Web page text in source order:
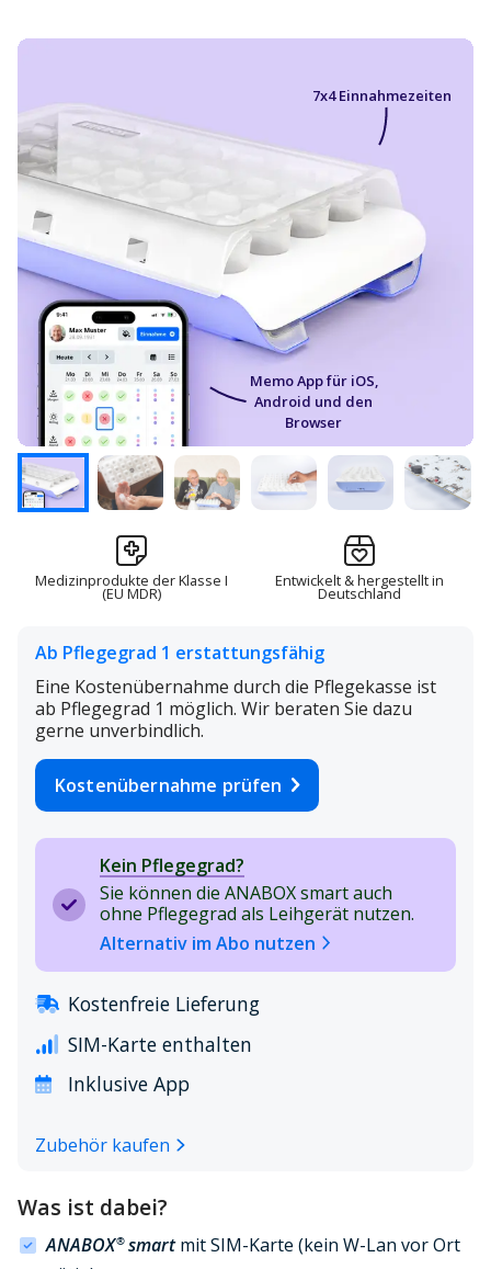
7x4 Einnahmezeiten
Memo App für iOS,
Android und den
Browser
Medizinprodukte der Klasse I
(EU MDR)
Entwickelt & hergestellt in
Deutschland
Was ist dabei?
ANABOX®smart mit SIM-Karte (kein W-Lan vor Ort
Ab Pflegegrad 1 erstattungsfähig
Eine Kostenübernahme durch die Pflegekasse ist
ab Pflegegrad 1 möglich. Wir beraten Sie dazu
gerne unverbindlich.
Kostenübernahme prüfen
Kein Pflegegrad?
Sie können die ANABOX smart auch
ohne Pflegegrad als Leihgerät nutzen.
Alternativ im Abo nutzen
Kostenfreie Lieferung
SIM-Karte enthalten
Inklusive App
Zubehör kaufen